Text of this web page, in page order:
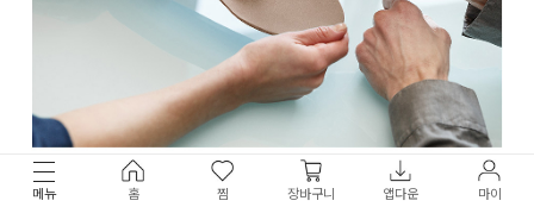
메뉴 홈 찜 장바구니 앱다운 마이